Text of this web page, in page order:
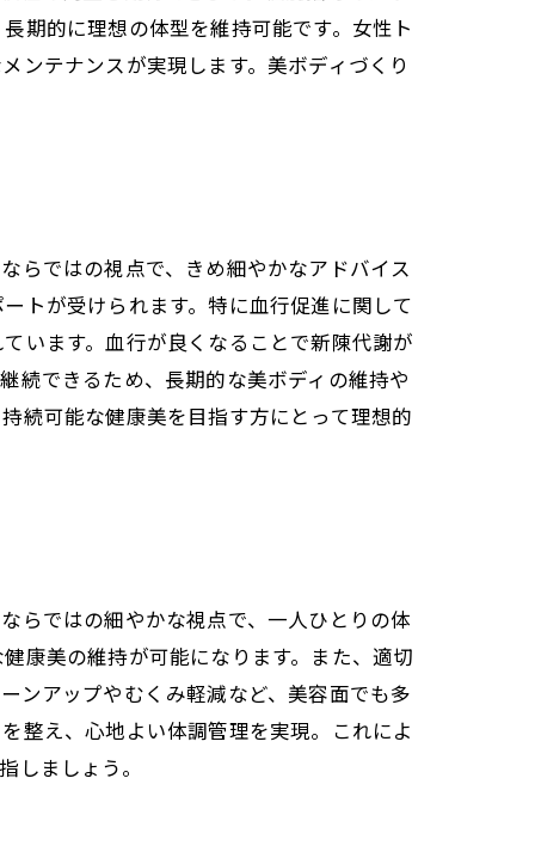
期的に理想の体型を維持可能です。女性ト
ンテナンスが実現します。美ボディづくり
らではの視点で、きめ細やかなアドバイス
トが受けられます。特に血行促進に関して
います。血行が良くなることで新陳代謝が
続できるため、長期的な美ボディの維持や
続可能な健康美を目指す方にとって理想的
らではの細やかな視点で、一人ひとりの体
康美の維持が可能になります。また、適切
ンアップやむくみ軽減など、美容面でも多
整え、心地よい体調管理を実現。これによ
しましょう。